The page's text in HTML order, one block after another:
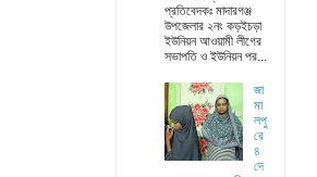
প্রতিবেদকঃ মাদারগঞ্জ
উপজেলার ২নং কড়ইচড়া
ইউনিয়ন আওয়ামী লীগের
সভাপতি ও ইউনিয়ন পর...
জা
মা
লপু
রে
৪
দে